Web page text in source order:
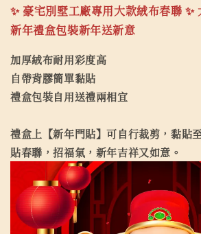
✨ 豪宅別墅工廠專用大款絨布春聯 ✨
新年禮盒包裝新年送新意
加厚絨布耐用彩度高
自帶背膠簡單黏貼
禮盒包裝自用送禮兩相宜
禮盒上【新年門貼】可自行裁剪，黏貼
貼春聯，招福氣，新年吉祥又如意。